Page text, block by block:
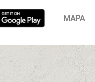
MAPA